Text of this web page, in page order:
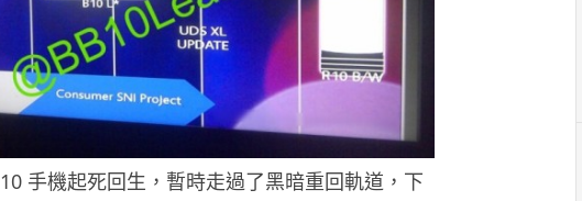
手機起死回生，暫時走過了黑暗重回軌道，下